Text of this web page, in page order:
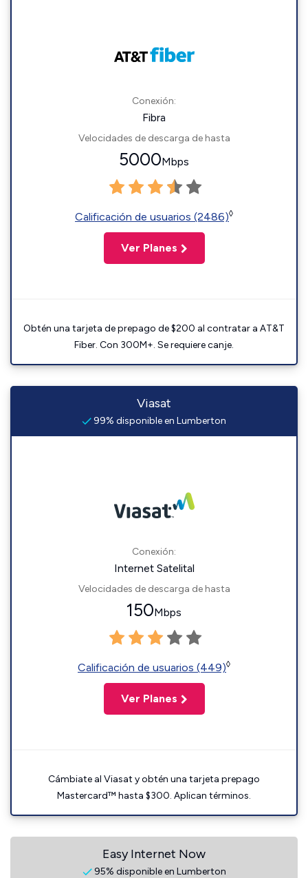
Conexión:
Fibra
Velocidades de descarga de hasta
5000Mbps
Calificación de usuarios (2486)◊
Ver Planes
Obtén una tarjeta de prepago de $200 al contratar a AT&T
Fiber. Con 300M+. Se requiere canje.
Viasat
99% disponible en Lumberton
Conexión:
Internet Satelital
Velocidades de descarga de hasta
150Mbps
Calificación de usuarios (449)◊
Ver Planes
Cámbiate al Viasat y obtén una tarjeta prepago
Mastercard™ hasta $300. Aplican términos.
Easy Internet Now
95% disponible en Lumberton